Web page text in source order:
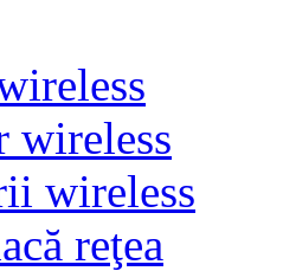
wireless
wireless
reţea